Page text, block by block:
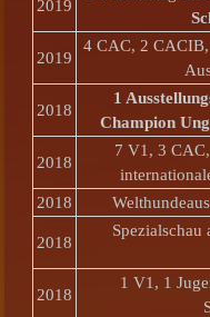
2019
2019
4 CAC, 2
2018
1
Champion
2018
7 V1, 3
2018
2018
Spezialschau
2018
1 V1, 1